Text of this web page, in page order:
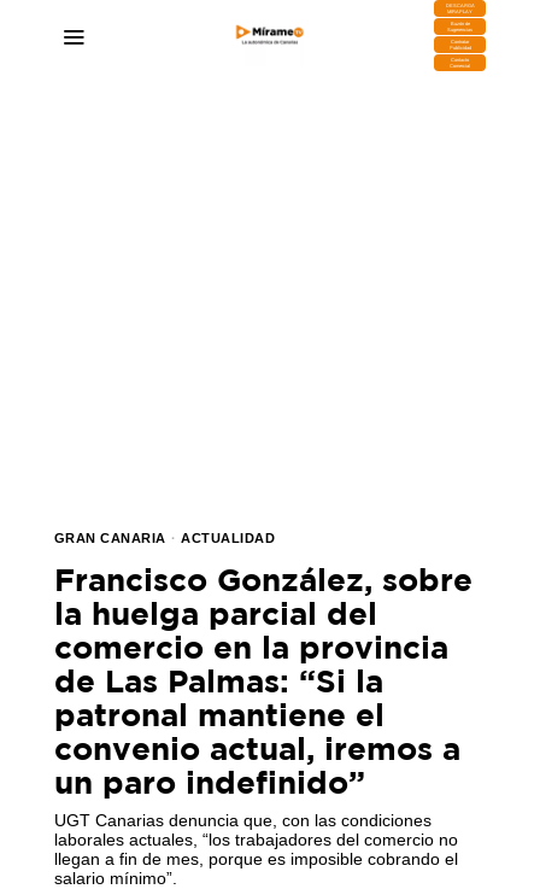
DESCARGA
MIRAPLAY
Buzón de
Sugerencias
Contratar
Publicidad
Contacto
Comercial
GRAN CANARIA · ACTUALIDAD
Francisco González, sobre
la huelga parcial del
comercio en la provincia
de Las Palmas: “Si la
patronal mantiene el
convenio actual, iremos a
un paro indefinido”
UGT Canarias denuncia que, con las condiciones
laborales actuales, “los trabajadores del comercio no
llegan a fin de mes, porque es imposible cobrando el
salario mínimo”.